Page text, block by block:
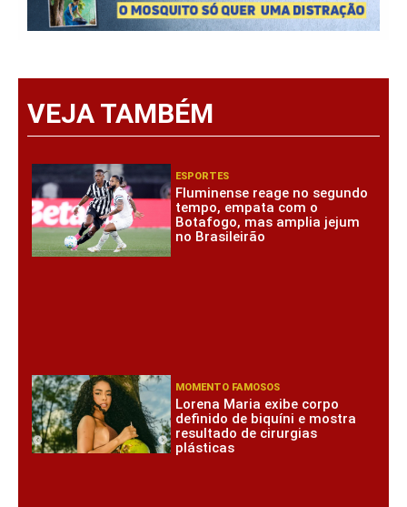
VEJA TAMBÉM
ESPORTES
Fluminense reage no segundo
tempo, empata com o
Botafogo, mas amplia jejum
no Brasileirão
MOMENTO FAMOSOS
Lorena Maria exibe corpo
definido de biquíni e mostra
resultado de cirurgias
plásticas